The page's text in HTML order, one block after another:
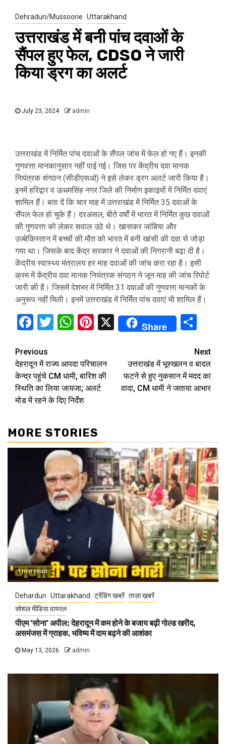
Dehradun/Mussoorie Uttarakhand
उत्तराखंड में बनी पांच दवाओं के
सैंपल हुए फेल, CDSO ने जारी
किया ड्रग का अलर्ट
July 23, 2024 admin
उत्तराखंड में निर्मित पांच दवाओं के सैंपल जांच में फेल हो गए हैं। इनकी
गुणवत्ता मानकानुसार नहीं पाई गई। जिस पर केंद्रीय दवा मानक
नियंत्रक संगठन (सीडीएसओ) ने इसे लेकर ड्रग अलर्ट जारी किया है।
इनमें हरिद्वार व ऊधमसिंह नगर जिले की निर्माण इकाइयों में निर्मित दवाएं
शामिल हैं। बता दें कि चार माह में उत्तराखंड में निर्मित 35 दवाओं के
सैंपल फेल हो चुके हैं। दरअसल, बीते वर्षों में भारत में निर्मित कुछ दवाओं
की गुणवत्ता को लेकर सवाल उठे थे। खासकर जांबिया और
उज्बेकिस्तान में बच्चों की मौत को भारत में बनी खांसी की दवा से जोड़ा
गया था। जिसके बाद केंद्र सरकार ने दवाओं की निगरानी बढ़ा दी है।
केंद्रीय स्वास्थ्य मंत्रालय हर माह दवाओं की जांच करा रहा है। इसी
क्रम में केंद्रीय दवा मानक नियंत्रक संगठन ने जून माह की जांच रिपोर्ट
जारी की है। जिसमें देशभर में निर्मित 31 दवाओं की गुणवत्ता मानकों के
अनुरूप नहीं मिली। इनमें उत्तराखंड में निर्मित पांच दवाएं भी शामिल हैं।
Facebook
Twitter
WhatsApp
Pinterest
X Share
Continue
Reading
Previous
देहरादून में राज्य आपदा परिचालन
केन्द्र पहुंचे CM धामी, बारिश की
स्थिति का लिया जायजा; अलर्ट
मोड में रहने के दिए निर्देश
Next
उत्तराखंड में भूस्खलन व बादल
फटने से हुए नुकसान में मदद का
वादा, CM धामी ने जताया आभार
MORE STORIES
1 min read
Dehardun Uttarakhand ट्रेंडिंग खबरें ताज़ा ख़बरें
सोशल मीडिया वायरल
पीएम ‘सोना’ अपील: देहरादून में कम होने के बजाय बढ़ी गोल्ड खरीद,
असमंजस में ग्राहक, भविष्य में दाम बढ़ने की आशंका
May 13, 2026 admin